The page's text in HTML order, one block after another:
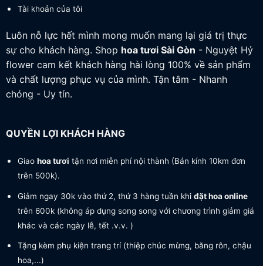
Tài khoản của tôi
Luôn nỗ lực hết mình mong muốn mang lại giá trị thực
sự cho khách hàng. Shop hoa tươiSài Gòn - Nguyệt Hỷ
flower cam kết khách hàng hài lòng 100% về sản phẩm
và chất lượng phục vụ của mình. Tận tâm - Nhanh
chóng - Uy tín.
QUYỀN LỢI KHÁCH HÀNG
Giao hoa tươi tận nơi miễn phí nội thành (Bán kính 10km đơn
trên 500k).
Giảm ngay 30k vào thứ 2, thứ 3 hàng tuần khi đặt hoa online
trên 600k (không áp dụng song song với chương trình giảm giá
khác và các ngày lễ, tết .v.v. )
Tặng kèm phụ kiện trang trí (thiệp chúc mừng, băng rôn, chậu
hoa,...)